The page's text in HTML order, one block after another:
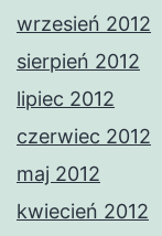
wrzesień 2012
sierpień 2012
lipiec 2012
czerwiec 2012
maj 2012
kwiecień 2012